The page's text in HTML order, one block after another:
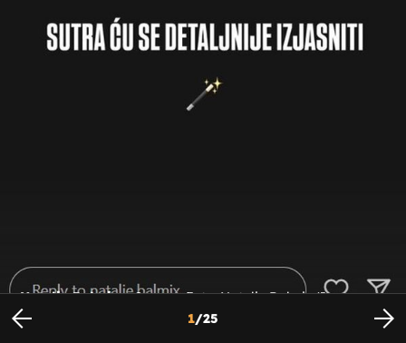
Natalie Balmix - 2
Foto: Natalie Balmix/Instagram
1/25